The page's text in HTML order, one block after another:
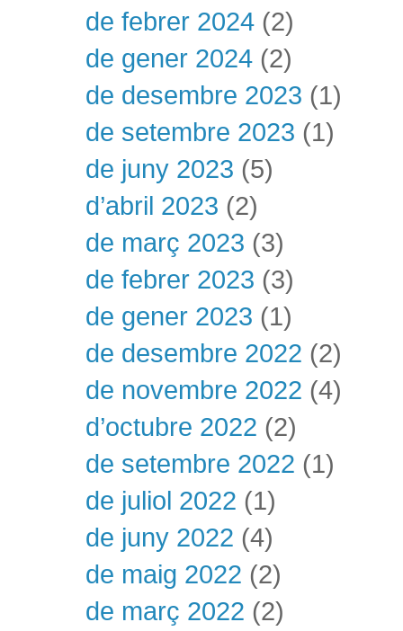
de febrer 2024 (2)
de gener 2024 (2)
de desembre 2023 (1)
de setembre 2023 (1)
de juny 2023 (5)
d’abril 2023 (2)
de març 2023 (3)
de febrer 2023 (3)
de gener 2023 (1)
de desembre 2022 (2)
de novembre 2022 (4)
d’octubre 2022 (2)
de setembre 2022 (1)
de juliol 2022 (1)
de juny 2022 (4)
de maig 2022 (2)
de març 2022 (2)